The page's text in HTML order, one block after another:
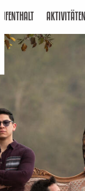
AUFENTHALT AKTIVITÄTEN